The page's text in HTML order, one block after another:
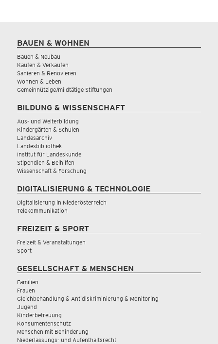
BAUEN & WOHNEN
Bauen & Neubau
Kaufen & Verkaufen
Sanieren & Renovieren
Wohnen & Leben
Gemeinnützige/mildtätige Stiftungen
BILDUNG & WISSENSCHAFT
Aus- und Weiterbildung
Kindergärten & Schulen
Landesarchiv
Landesbibliothek
Institut für Landeskunde
Stipendien & Beihilfen
Wissenschaft & Forschung
DIGITALISIERUNG & TECHNOLOGIE
Digitalisierung in Niederösterreich
Telekommunikation
FREIZEIT & SPORT
Freizeit & Veranstaltungen
Sport
GESELLSCHAFT & MENSCHEN
Familien
Frauen
Gleichbehandlung & Antidiskriminierung & Monitoring
Jugend
Kinderbetreuung
Konsumentenschutz
Menschen mit Behinderung
Niederlassungs- und Aufenthaltsrecht